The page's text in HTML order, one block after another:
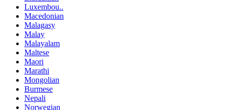
Luxembou..
Macedonian
Malagasy
Malay
Malayalam
Maltese
Maori
Marathi
Mongolian
Burmese
Nepali
Norwegian